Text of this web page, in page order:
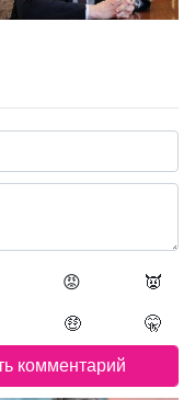
😡 👿
🤑 🤫